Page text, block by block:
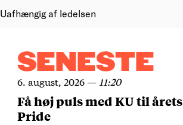
Uafhængig af ledelsen
SENESTE
6. august, 2026— 11:20
Få høj puls med KU til årets
Pride